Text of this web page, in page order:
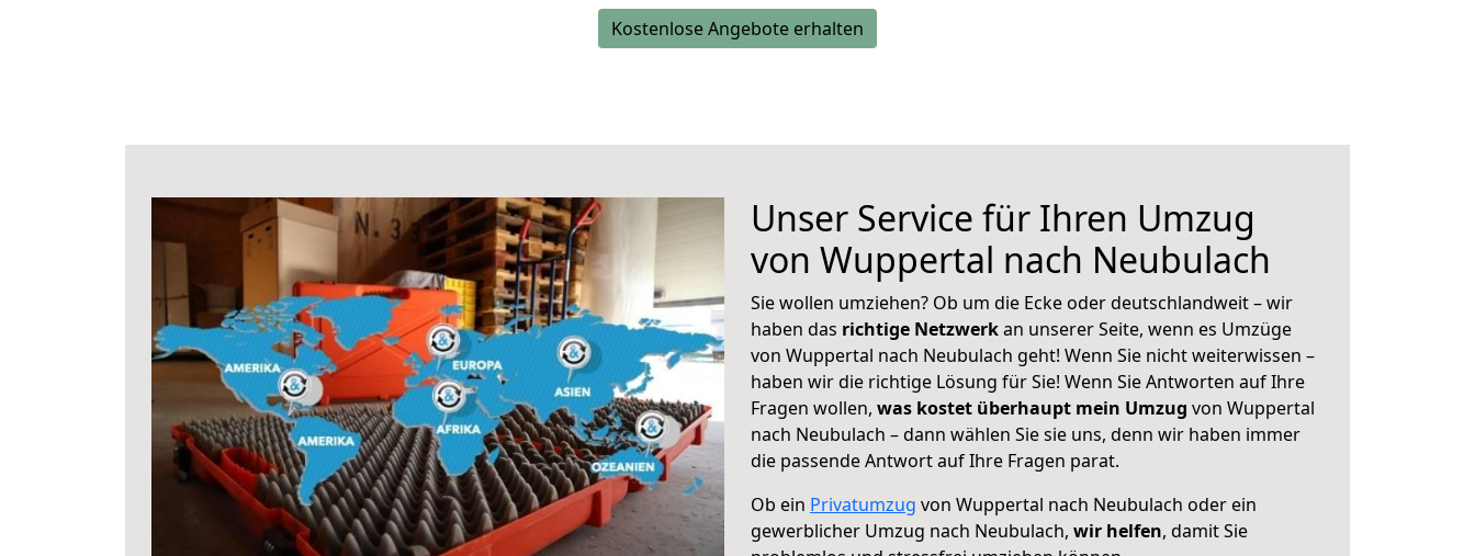
Kostenlose Angebote erhalten
Unser Service für Ihren Umzug
von Wuppertal nach Neubulach
Sie wollen umziehen? Ob um die Ecke oder deutschlandweit – wir
haben das richtige Netzwerkan unserer Seite, wenn es Umzüge
von Wuppertal nach Neubulach geht! Wenn Sie nicht weiterwissen –
haben wir die richtige Lösung für Sie! Wenn Sie Antworten auf Ihre
Fragen wollen, was kostet überhaupt mein Umzug von Wuppertal
nach Neubulach – dann wählen Sie sie uns, denn wir haben immer
die passende Antwort auf Ihre Fragen parat.
Ob ein Privatumzug von Wuppertal nach Neubulach oder ein
gewerblicher Umzug nach Neubulach, wir helfen, damit Sie